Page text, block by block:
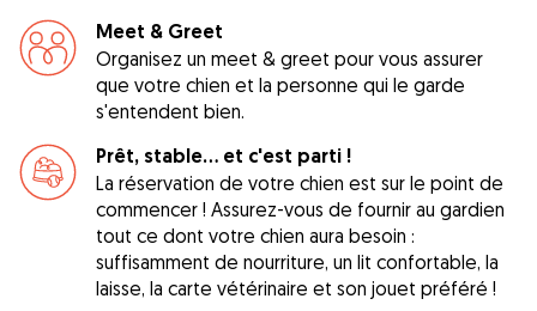
Meet & Greet
Organisez un meet & greet pour vous assurer
que votre chien et la personne qui le garde
s'entendent bien.
Prêt, stable... et c'est parti !
La réservation de votre chien est sur le point de
commencer ! Assurez-vous de fournir au gardien
tout ce dont votre chien aura besoin :
suffisamment de nourriture, un lit confortable, la
laisse, la carte vétérinaire et son jouet préféré !